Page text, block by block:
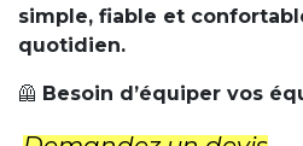
simple, fiable et
quotidien.
🦺 Besoin d’équiper vos